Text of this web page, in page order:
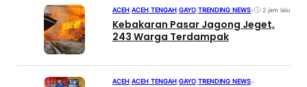
ACEH ACEH TENGAH GAYO TRENDING NEWS• 2 jam lalu
Kebakaran Pasar Jagong Jeget,
243 Warga Terdampak
ACEH ACEH TENGAH GAYO TRENDING NEWS•